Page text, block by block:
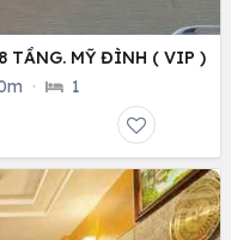
TẦNG. MỸ ĐÌNH ( VIP )
· 1